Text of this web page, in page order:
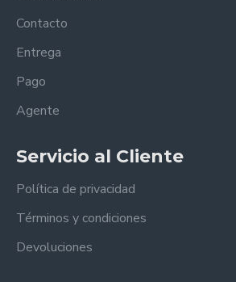
Contacto
Entrega
Pago
Agente
Servicio al Cliente
Política de privacidad
Términos y condiciones
Devoluciones